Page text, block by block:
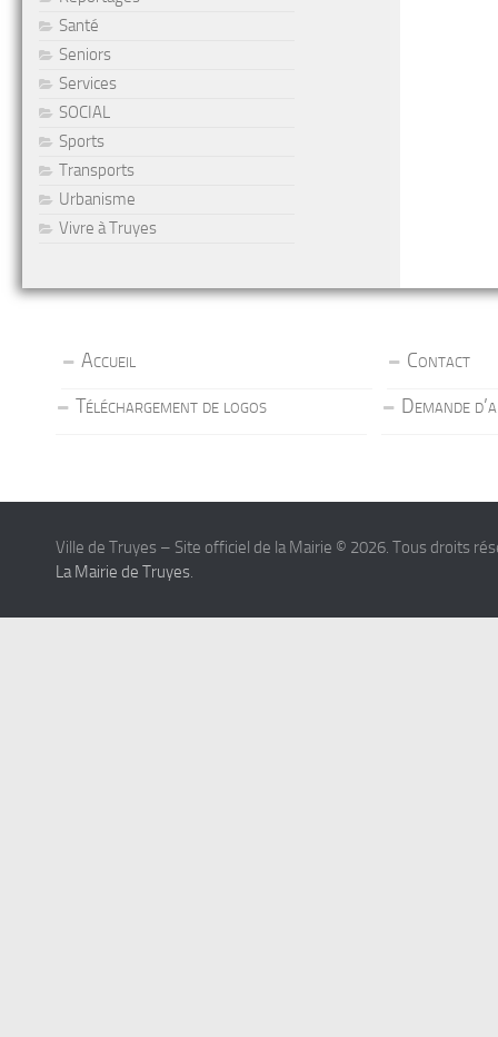
Santé
Seniors
Services
SOCIAL
Sports
Transports
Urbanisme
Vivre à Truyes
Accueil
Contact
Téléchargement de logos
Demande
Ville de Truyes – Site officiel de la Mairie © 2026. Tous droits
La Mairie de Truyes.